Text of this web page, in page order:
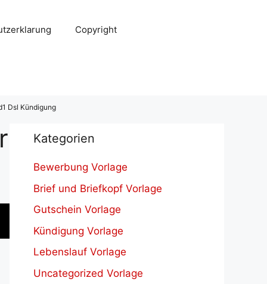
Copyright
Dsl Kündigung
Kategorien
Bewerbung Vorlage
Brief und Briefkopf Vorlage
Gutschein Vorlage
Kündigung Vorlage
Lebenslauf Vorlage
Uncategorized Vorlage